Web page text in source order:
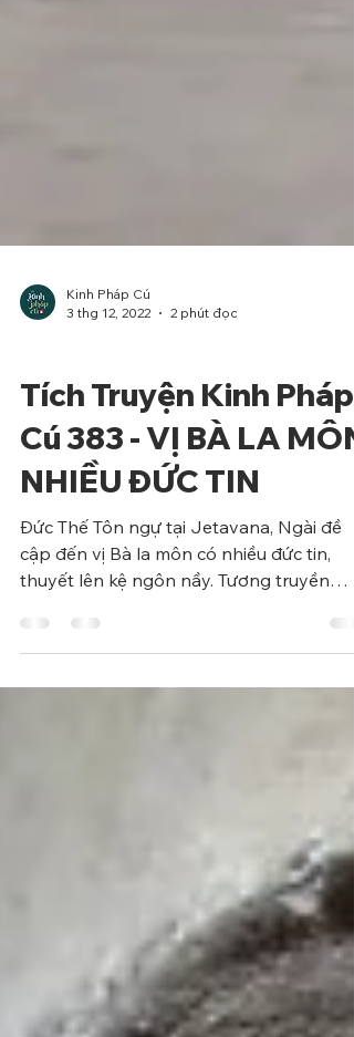
Kinh Pháp Cú
3 thg 12, 2022
2 phút đọc
Phẩm Bà La Môn
Tích Truyện Kinh Pháp
Cú 383 - VỊ BÀ LA MÔN
NHIỀU ĐỨC TIN
Đức Thế Tôn ngự tại Jetavana, Ngài đề